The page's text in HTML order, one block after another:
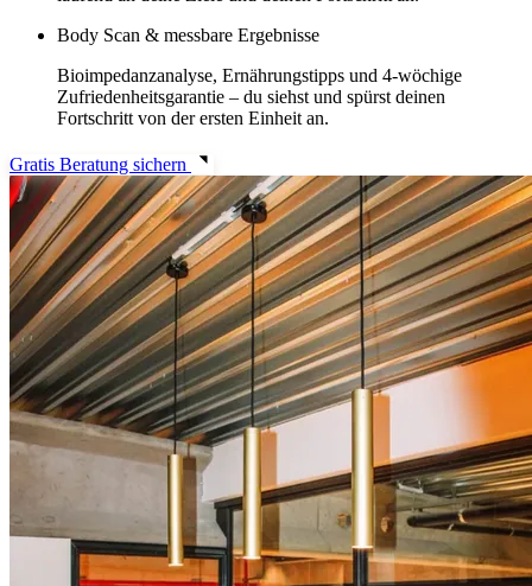
Body Scan & messbare Ergebnisse
Bioimpedanzanalyse, Ernährungstipps und 4-wöchige
Zufriedenheitsgarantie – du siehst und spürst deinen
Fortschritt von der ersten Einheit an.
Gratis Beratung sichern